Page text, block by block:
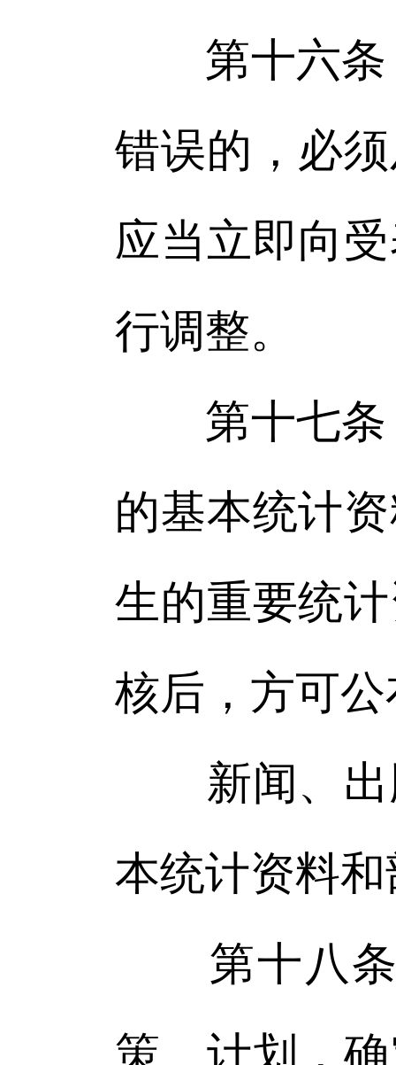
第十六条
错误的，必
应当立即向
行调整。
第十七条
的基本统计
生的重要统
核后，方可
新闻、出
本统计资料
第十八条
策、计划，